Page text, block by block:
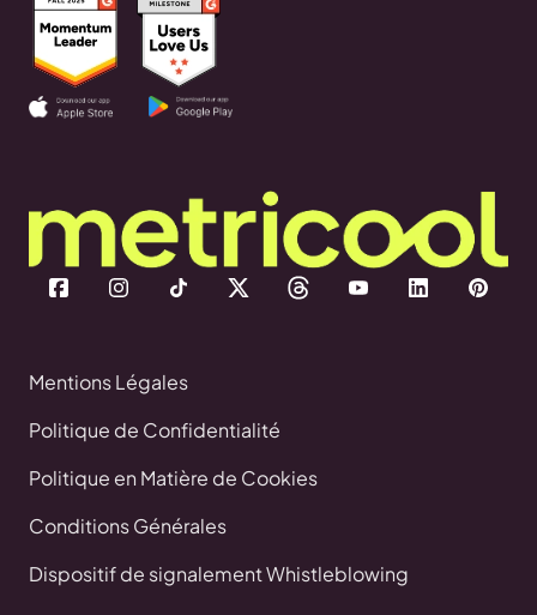
Mentions Légales
Politique de Confidentialité
Politique en Matière de Cookies
Conditions Générales
Dispositif de signalement Whistleblowing